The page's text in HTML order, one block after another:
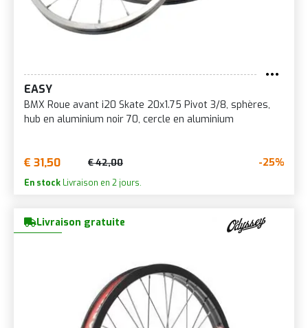
EASY
BMX Roue avant i20 Skate 20x1.75 Pivot 3/8, sphères,
hub en aluminium noir 70, cercle en aluminium
€ 31,50 € 42,00 -25%
En stock Livraison en 2 jours.
Livraison gratuite